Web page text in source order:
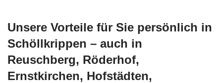
Unsere Vorteile für Sie persönlich in
Schöllkrippen – auch in
Reuschberg, Röderhof,
Ernstkirchen, Hofstädten,